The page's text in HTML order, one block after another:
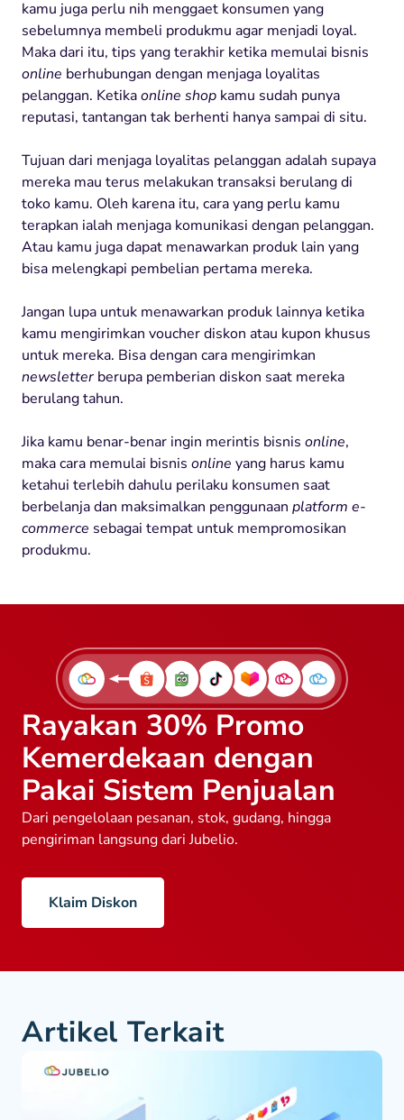
kamu juga perlu nih menggaet konsumen yang
sebelumnya membeli produkmu agar menjadi loyal.
Maka dari itu, tips yang terakhir ketika memulai bisnis
online berhubungan dengan menjaga loyalitas
pelanggan. Ketikaonline shop kamu sudah punya
reputasi, tantangan tak berhenti hanya sampai di situ.
Tujuan dari menjaga loyalitas pelanggan adalah supaya
mereka mau terus melakukan transaksi berulang di
toko kamu. Oleh karena itu, cara yang perlu kamu
terapkan ialah menjaga komunikasi dengan pelanggan.
Atau kamu juga dapat menawarkan produk lain yang
bisa melengkapi pembelian pertama mereka.
Jangan lupa untuk menawarkan produk lainnya ketika
kamu mengirimkan voucher diskon atau kupon khusus
untuk mereka. Bisa dengan cara mengirimkan
newsletter berupa pemberian diskon saat mereka
berulang tahun.
Jika kamu benar-benar ingin merintis bisnis online,
maka cara memulai bisnis online yang harus kamu
ketahui terlebih dahulu perilaku konsumen saat
berbelanja dan maksimalkan penggunaan platform e-
commerce sebagai tempat untuk mempromosikan
produkmu.
Rayakan 30% Promo
Kemerdekaan dengan
Pakai Sistem Penjualan
Dari pengelolaan pesanan, stok, gudang, hingga
pengiriman langsung dari Jubelio.
Klaim Diskon
Artikel Terkait